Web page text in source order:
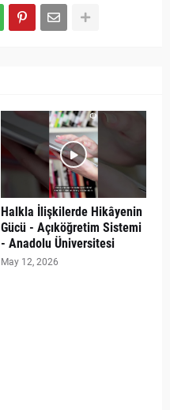
Halkla İlişkilerde Hikâyenin
Gücü - Açıköğretim Sistemi
- Anadolu Üniversitesi
May 12, 2026